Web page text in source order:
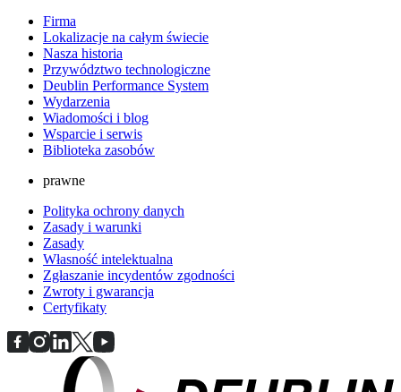
Firma
Lokalizacje na całym świecie
Nasza historia
Przywództwo technologiczne
Deublin Performance System
Wydarzenia
Wiadomości i blog
Wsparcie i serwis
Biblioteka zasobów
prawne
Polityka ochrony danych
Zasady i warunki
Zasady
Własność intelektualna
Zgłaszanie incydentów zgodności
Zwroty i gwarancja
Certyfikaty